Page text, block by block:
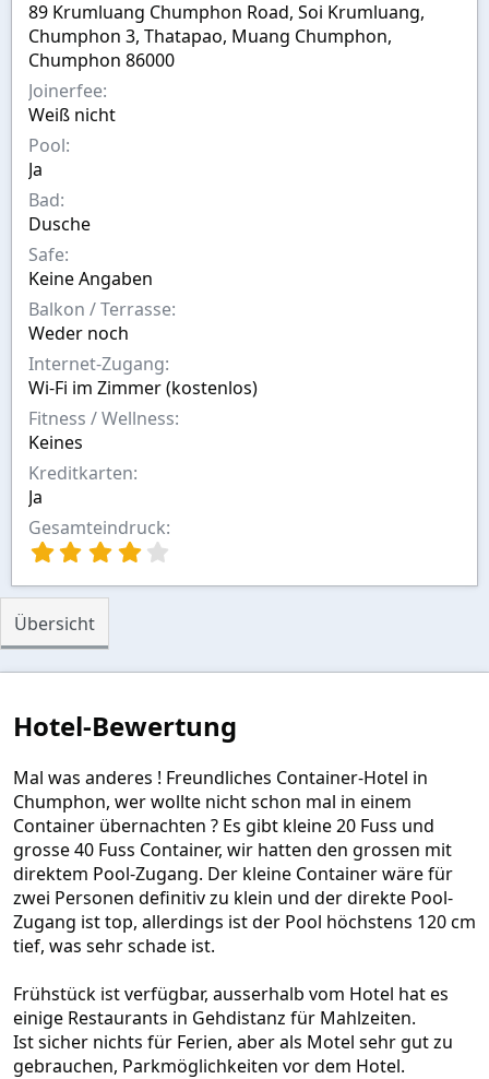
l
t
v
o
n
l
o
t
89 Krumluang Chumphon Road, Soi Krumluang,
Chumphon 3, Thatapao, Muang Chumphon,
Chumphon 86000
Joinerfee
Weiß nicht
Pool
Ja
Bad
Dusche
Safe
Keine Angaben
Balkon / Terrasse
Weder noch
Internet-Zugang
Wi-Fi im Zimmer (kostenlos)
Fitness / Wellness
Keines
Kreditkarten
Ja
Gesamteindruck
0
e
n
(
)
Übersicht
Hotel-Bewertung
Mal was anderes ! Freundliches Container-Hotel in
Chumphon, wer wollte nicht schon mal in einem
Container übernachten ? Es gibt kleine 20 Fuss und
grosse 40 Fuss Container, wir hatten den grossen mit
direktem Pool-Zugang. Der kleine Container wäre für
zwei Personen definitiv zu klein und der direkte Pool-
Zugang ist top, allerdings ist der Pool höchstens 120 cm
tief, was sehr schade ist.
Frühstück ist verfügbar, ausserhalb vom Hotel hat es
einige Restaurants in Gehdistanz für Mahlzeiten.
Ist sicher nichts für Ferien, aber als Motel sehr gut zu
gebrauchen, Parkmöglichkeiten vor dem Hotel.